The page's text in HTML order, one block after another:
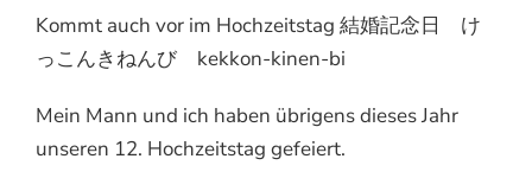
Kommt auch vor im Hochzeitstag 結婚記念日 け
っこんきねんび kekkon-kinen-bi
Mein Mann und ich haben übrigens dieses Jahr
unseren 12. Hochzeitstag gefeiert.